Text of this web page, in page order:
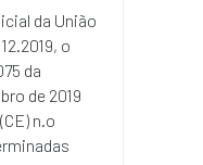
da União
o
da
de 2019
n.o